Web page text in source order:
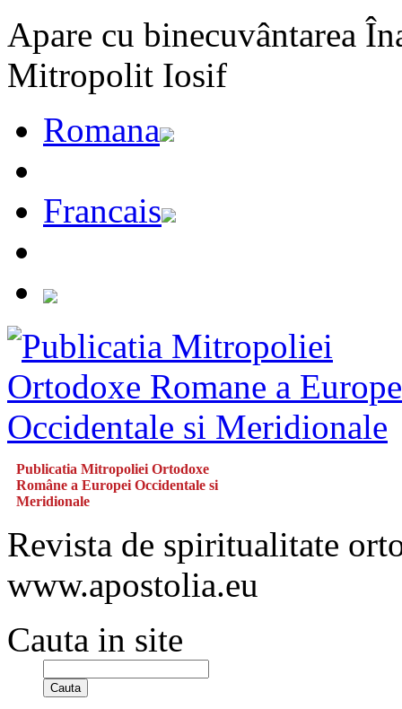
Apare cu binecuvântarea
Mitropolit Iosif
Romana
Francais
Publicatia Mitropoliei Ortodoxe
Române a Europei Occidentale si
Meridionale
Revista de spiritualitate
www.apostolia.eu
Cauta in site
Cauta